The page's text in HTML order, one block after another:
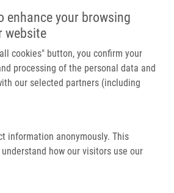
enhance your browsing
website
cookies" button, you confirm your
processing of the personal data and
our selected partners (including
information anonymously. This
how our visitors use our